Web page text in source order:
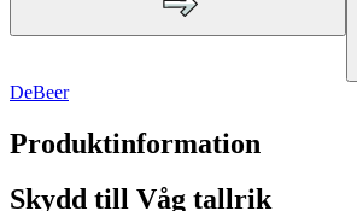
DeBeer
Produktinformation
Skydd till Våg tallrik